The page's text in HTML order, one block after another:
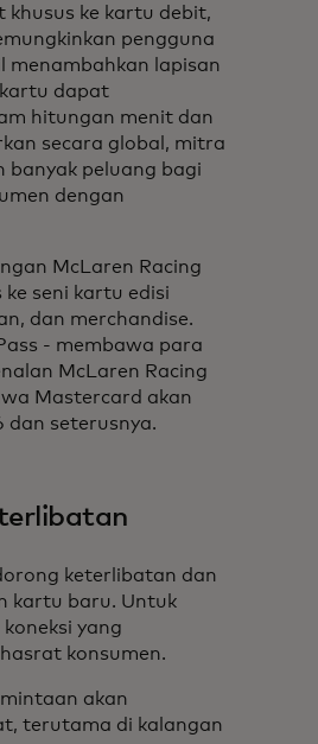
khusus ke kartu debit,
pengguna
menambahkan lapisan
dapat
hitungan menit dan
secara global, mitra
peluang bagi
dengan
McLaren Racing
seni kartu edisi
dan merchandise.
- membawa para
McLaren Racing
Mastercard akan
dan seterusnya.
keterlibatan dan
kartu baru. Untuk
yang
konsumen.
akan
terutama di kalangan